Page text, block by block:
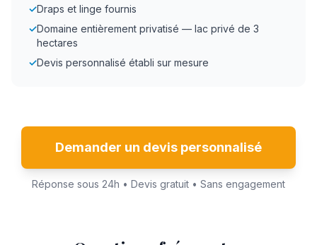
✓Draps et linge fournis
✓Domaine entièrement privatisé — lac privé de 3
hectares
✓Devis personnalisé établi sur mesure
Demander un devis personnalisé
Réponse sous 24h • Devis gratuit • Sans engagement